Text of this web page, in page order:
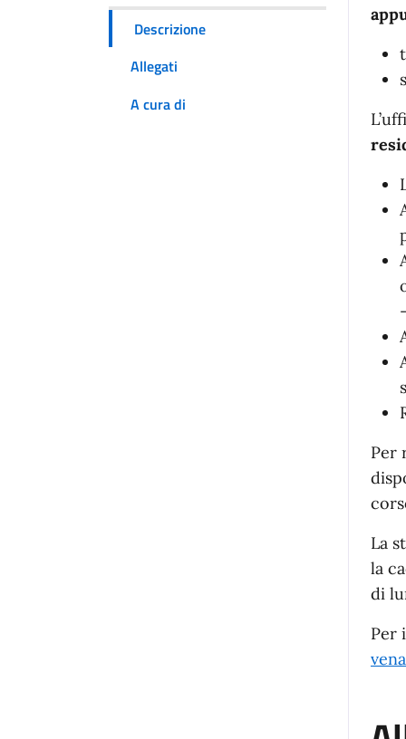
Descrizione
Allegati
A cura di
Per
La
la
di
Per